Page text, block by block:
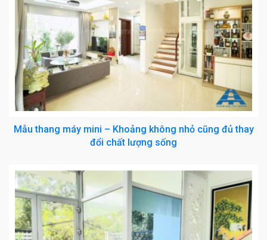
Mẫu thang máy mini – Khoảng không nhỏ cũng đủ thay
đổi chất lượng sống